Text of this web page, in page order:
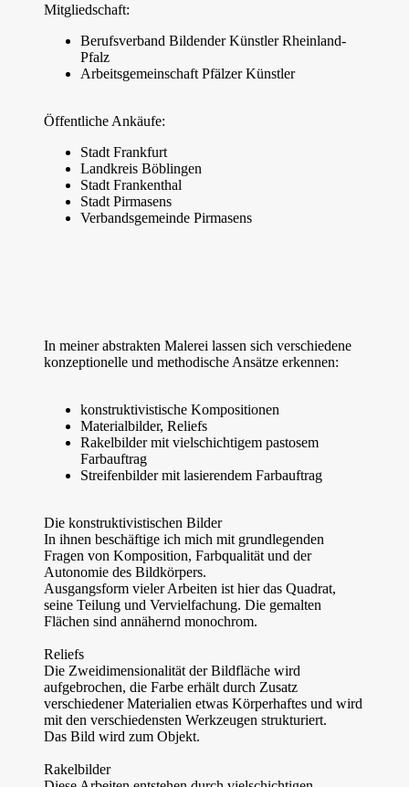
Mitgliedschaft:
Berufsverband Bildender Künstler Rheinland-
Pfalz
Arbeitsgemeinschaft Pfälzer Künstler
Öffentliche Ankäufe:
Stadt Frankfurt
Landkreis Böblingen
Stadt Frankenthal
Stadt Pirmasens
Verbandsgemeinde Pirmasens
In meiner abstrakten Malerei lassen sich verschiedene
konzeptionelle und methodische Ansätze erkennen:
konstruktivistische Kompositionen
Materialbilder, Reliefs
Rakelbilder mit vielschichtigem pastosem
Farbauftrag
Streifenbilder mit lasierendem Farbauftrag
Die konstruktivistischen Bilder
In ihnen beschäftige ich mich mit grundlegenden
Fragen von Komposition, Farbqualität und der
Autonomie des Bildkörpers.
Ausgangsform vieler Arbeiten ist hier das Quadrat,
seine Teilung und Vervielfachung. Die gemalten
Flächen sind annähernd monochrom.
Reliefs
Die Zweidimensionalität der Bildfläche wird
aufgebrochen, die Farbe erhält durch Zusatz
verschiedener Materialien etwas Körperhaftes und wird
mit den verschiedensten Werkzeugen strukturiert.
Das Bild wird zum Objekt.
Rakelbilder